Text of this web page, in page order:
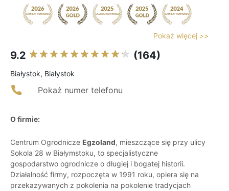
Pokaż więcej >>
9.2 (164)
Białystok, Białystok
Pokaż numer telefonu
O firmie:
Centrum Ogrodnicze Egzoland, mieszczące się przy ulicy
Sokola 28 w Białymstoku, to specjalistyczne
gospodarstwo ogrodnicze o długiej i bogatej historii.
Działalność firmy, rozpoczęta w 1991 roku, opiera się na
przekazywanych z pokolenia na pokolenie tradycjach